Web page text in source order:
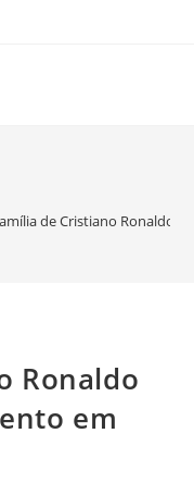
de Cristiano Ronaldo
Ronaldo
em